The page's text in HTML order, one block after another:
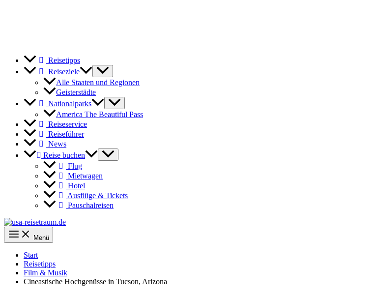
Reisetipps
Reiseziele
Alle Staaten und Regionen
Geisterstädte
Nationalparks
America The Beautiful Pass
Reiseservice
Reiseführer
News
Reise buchen
Flug
Mietwagen
Hotel
Ausflüge & Tickets
Pauschalreisen
Menü
Start
Reisetipps
Film & Musik
Cineastische Hochgenüsse in Tucson, Arizona